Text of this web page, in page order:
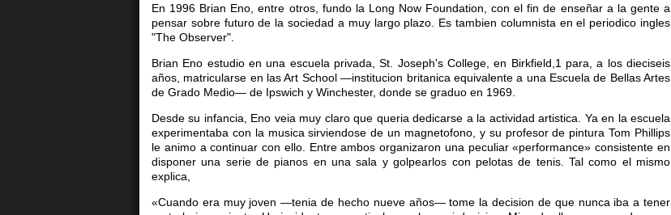
En 1996 Brian Eno, entre otros, fundo la Long Now Foundation, con el fin de enseñar a la gente a
pensar sobre futuro de la sociedad a muy largo plazo. Es tambien columnista en el periodico ingles
"The Observer".
Brian Eno estudio en una escuela privada, St. Joseph's College, en Birkfield,1 para, a los dieciseis
años, matricularse en las Art School —institucion britanica equivalente a una Escuela de Bellas Artes
de Grado Medio— de Ipswich y Winchester, donde se graduo en 1969.
Desde su infancia, Eno veia muy claro que queria dedicarse a la actividad artistica. Ya en la escuela
experimentaba con la musica sirviendose de un magnetofono, y su profesor de pintura Tom Phillips
le animo a continuar con ello. Entre ambos organizaron una peculiar «performance» consistente en
disponer una serie de pianos en una sala y golpearlos con pelotas de tenis. Tal como el mismo
explica,
«Cuando era muy joven —tenia de hecho nueve años— tome la decision de que nunca iba a tener